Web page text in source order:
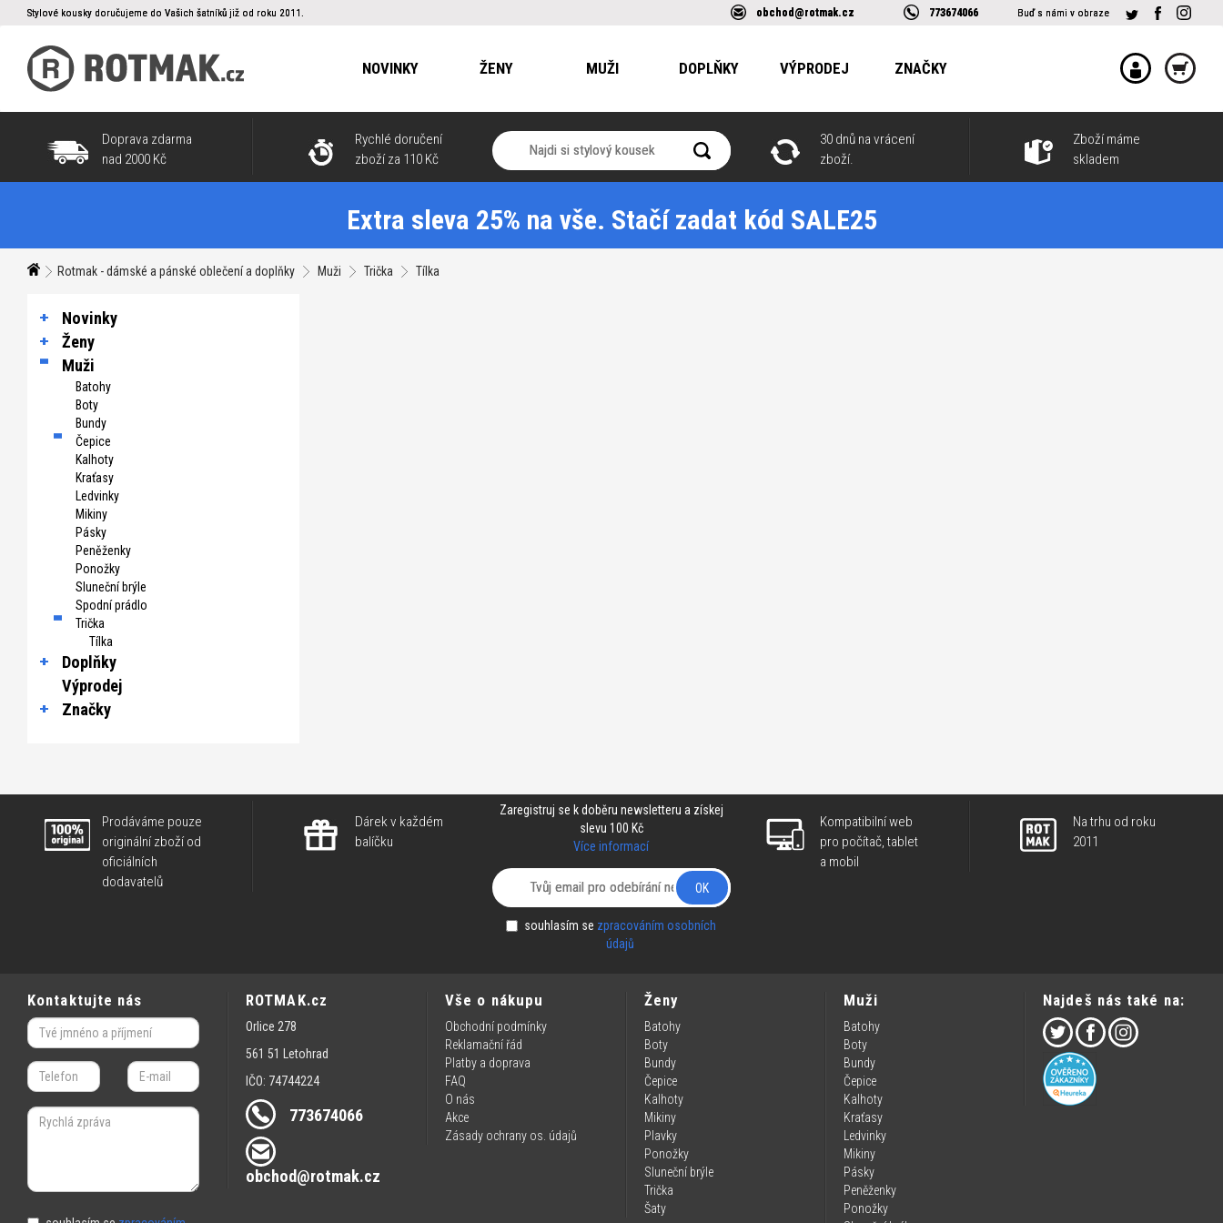
Stylové kousky doručujeme do Vašich šatníků již od roku 2011. obchod@rotmak.cz 773674066 Buď s námi v obraze
NOVINKY ŽENY MUŽI DOPLŇKY VÝPRODEJ ZNAČKY
Doprava zdarma
nad 2000 Kč
Rychlé doručení
zboží za 110 Kč
30 dnů na vrácení
zboží.
Zboží máme
skladem
Extra sleva 25% na vše. Stačí zadat kód SALE25
Rotmak - dámské a pánské oblečení a doplňky Muži Trička Tílka
Novinky
Ženy
Muži
Batohy
Boty
Bundy
Čepice
Kalhoty
Kraťasy
Ledvinky
Mikiny
Pásky
Peněženky
Ponožky
Sluneční brýle
Spodní prádlo
Trička
Tílka
Doplňky
Výprodej
Značky
Prodáváme pouze
originální zboží od
oficiálních
dodavatelů
Dárek v každém
balíčku
Zaregistruj se k doběru newsletteru a získej
slevu 100 Kč
Více informací
OK
souhlasím se zpracováním osobních
údajů
Kompatibilní web
pro počítač, tablet
a mobil
Na trhu od roku
2011
Kontaktujte nás ROTMAK.cz
Orlice 278
561 51 Letohrad
IČO: 74744224
773674066
obchod@rotmak.cz
Vše o nákupu
Obchodní podmínky
Reklamační řád
Platby a doprava
FAQ
O nás
Akce
Zásady ochrany os. údajů
Ženy
Batohy
Boty
Bundy
Čepice
Kalhoty
Mikiny
Plavky
Ponožky
Sluneční brýle
Trička
Šaty
Muži
Batohy
Boty
Bundy
Čepice
Kalhoty
Kraťasy
Ledvinky
Mikiny
Pásky
Peněženky
Ponožky
Najdeš nás také na: